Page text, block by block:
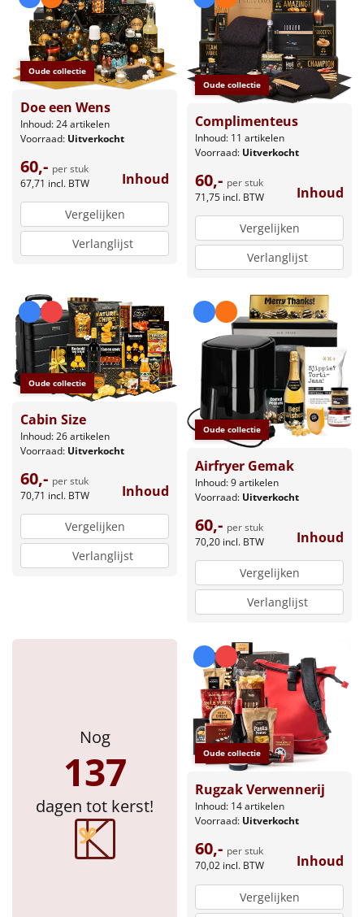
Oude collectie
Doe een Wens
Inhoud: 24 artikelen
Voorraad: Uitverkocht
60,- per stuk
67,71 incl. BTW Inhoud
Vergelijken
Verlanglijst
Oude collectie
Complimenteus
Inhoud: 11 artikelen
Voorraad: Uitverkocht
60,- per stuk
71,75 incl. BTW Inhoud
Vergelijken
Verlanglijst
Oude collectie
Cabin Size
Inhoud: 26 artikelen
Voorraad: Uitverkocht
60,- per stuk
70,71 incl. BTW Inhoud
Vergelijken
Verlanglijst
Oude collectie
Airfryer Gemak
Inhoud: 9 artikelen
Voorraad: Uitverkocht
60,- per stuk
70,20 incl. BTW Inhoud
Vergelijken
Verlanglijst
Nog
137
dagen tot kerst!
Oude collectie
Rugzak Verwennerij
Inhoud: 14 artikelen
Voorraad: Uitverkocht
60,- per stuk
70,02 incl. BTW Inhoud
Vergelijken